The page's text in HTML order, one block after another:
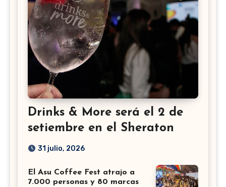
Drinks & More será el 2 de
setiembre en el Sheraton
31 julio, 2026
El Asu Coffee Fest atrajo a
7.000 personas y 80 marcas